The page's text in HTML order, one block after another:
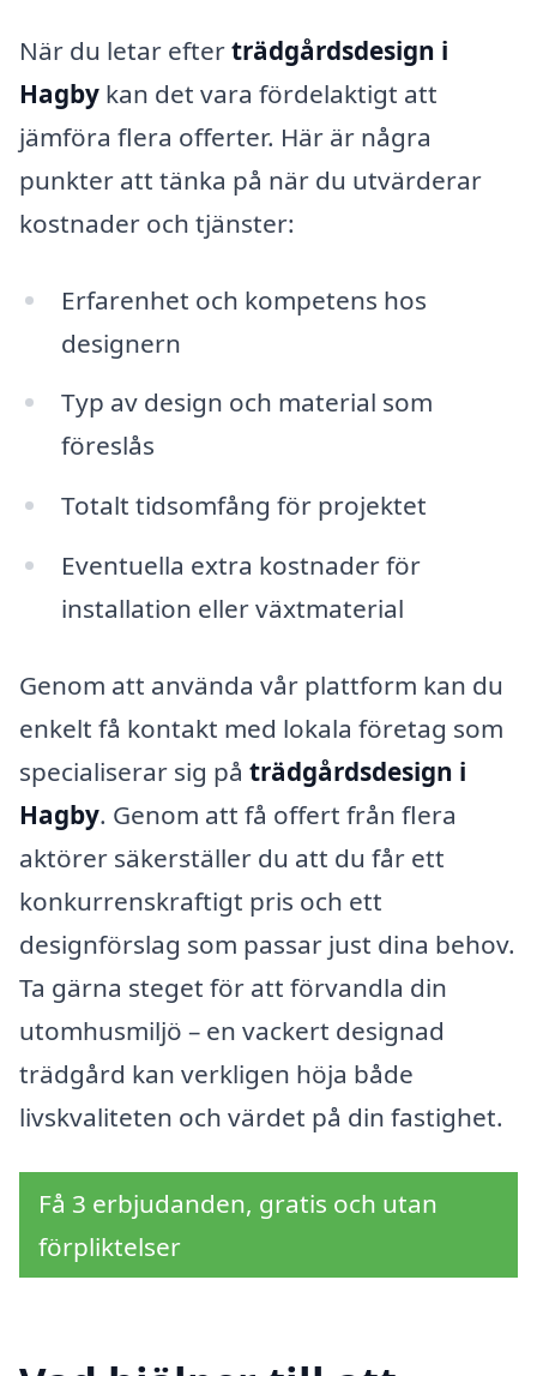
När du letar efterträdgårdsdesign i
Hagby kan det vara fördelaktigt att
jämföra flera offerter. Här är några
punkter att tänka på när du utvärderar
kostnader och tjänster:
Erfarenhet och kompetens hos
designern
Typ av design och material som
föreslås
Totalt tidsomfång för projektet
Eventuella extra kostnader för
installation eller växtmaterial
Genom att använda vår plattform kan du
enkelt få kontakt med lokala företag som
specialiserar sig på trädgårdsdesign i
Hagby. Genom att få offert från flera
aktörer säkerställer du att du får ett
konkurrenskraftigt pris och ett
designförslag som passar just dina behov.
Ta gärna steget för att förvandla din
utomhusmiljö – en vackert designad
trädgård kan verkligen höja både
livskvaliteten och värdet på din fastighet.
Få 3 erbjudanden, gratis och utan
förpliktelser